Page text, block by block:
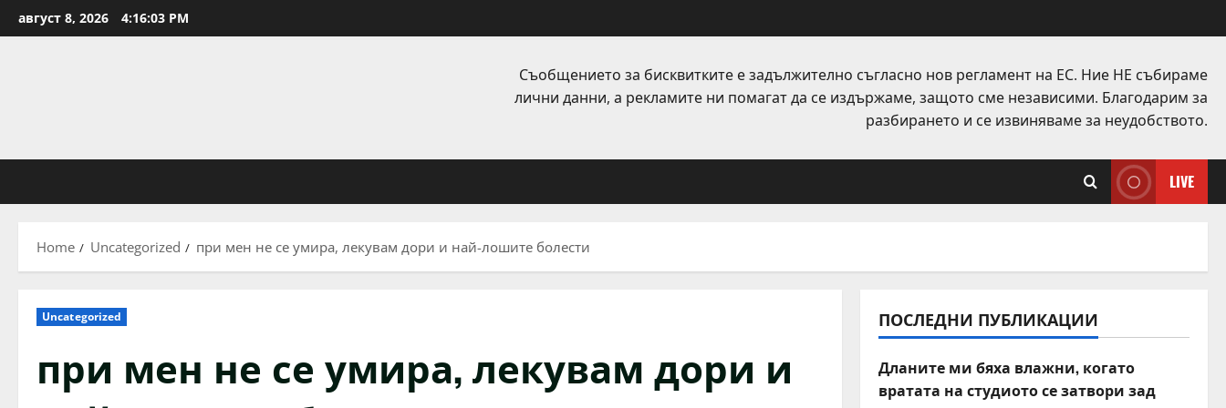
to
август 8, 2026 4:16:04 PM
Съобщението за бисквитките е задължително съгласно нов регламент на ЕС. Ние НЕ събираме
лични данни, а рекламите ни помагат да се издържаме, защото сме независими. Благодарим за
разбирането и се извиняваме за неудобството.
LIVE
Home Uncategorized при мен не се умира, лекувам дори и най-лошите болести
Uncategorized
при мен не се умира, лекувам дори и
ПОСЛЕДНИ ПУБЛИКАЦИИ
Дланите ми бяха влажни, когато
вратата на студиото се затвори зад